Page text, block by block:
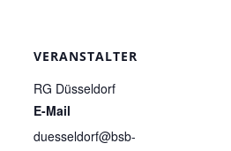
VERANSTALTER
RG Düsseldorf
E-Mail
duesseldorf@bsb-